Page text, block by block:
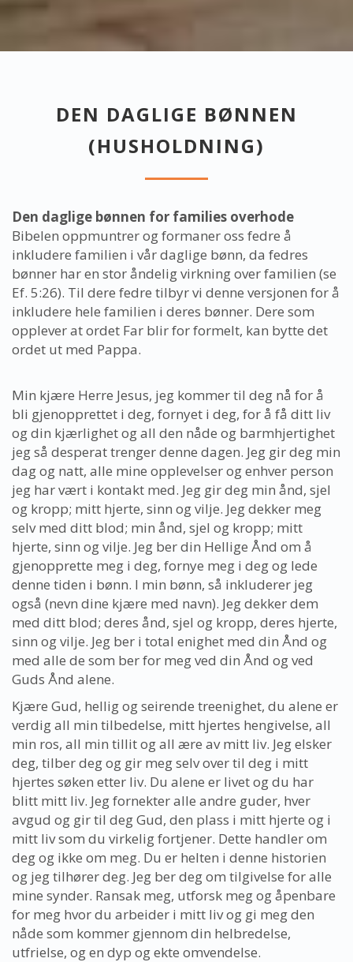
DEN DAGLIGE BØNNEN
(HUSHOLDNING)
Den daglige bønnen for families overhode
Bibelen oppmuntrer og formaner oss fedre å
inkludere familien i vår daglige bønn, da fedres
bønner har en stor åndelig virkning over familien (se
Ef. 5:26). Til dere fedre tilbyr vi denne versjonen for å
inkludere hele familien i deres bønner. Dere som
opplever at ordet Far blir for formelt, kan bytte det
ordet ut med Pappa.
Min kjære Herre Jesus, jeg kommer til deg nå for å
bli gjenopprettet i deg, fornyet i deg, for å få ditt liv
og din kjærlighet og all den nåde og barmhjertighet
jeg så desperat trenger denne dagen. Jeg gir deg min
dag og natt, alle mine opplevelser og enhver person
jeg har vært i kontakt med. Jeg gir deg min ånd, sjel
og kropp; mitt hjerte, sinn og vilje. Jeg dekker meg
selv med ditt blod; min ånd, sjel og kropp; mitt
hjerte, sinn og vilje. Jeg ber din Hellige Ånd om å
gjenopprette meg i deg, fornye meg i deg og lede
denne tiden i bønn. I min bønn, så inkluderer jeg
også (nevn dine kjære med navn). Jeg dekker dem
med ditt blod; deres ånd, sjel og kropp, deres hjerte,
sinn og vilje. Jeg ber i total enighet med din Ånd og
med alle de som ber for meg ved din Ånd og ved
Guds Ånd alene.
Kjære Gud, hellig og seirende treenighet, du alene er
verdig all min tilbedelse, mitt hjertes hengivelse, all
min ros, all min tillit og all ære av mitt liv. Jeg elsker
deg, tilber deg og gir meg selv over til deg i mitt
hjertes søken etter liv. Du alene er livet og du har
blitt mitt liv. Jeg fornekter alle andre guder, hver
avgud og gir til deg Gud, den plass i mitt hjerte og i
mitt liv som du virkelig fortjener. Dette handler om
deg og ikke om meg. Du er helten i denne historien
og jeg tilhører deg. Jeg ber deg om tilgivelse for alle
mine synder. Ransak meg, utforsk meg og åpenbare
for meg hvor du arbeider i mitt liv og gi meg den
nåde som kommer gjennom din helbredelse,
utfrielse, og en dyp og ekte omvendelse.